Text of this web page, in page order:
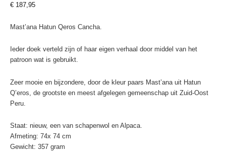
€ 187,95
Mast’ana Hatun Qeros Cancha.
Ieder doek verteld zijn of haar eigen verhaal door middel van het
patroon wat is gebruikt.
Zeer mooie en bijzondere, door de kleur paars Mast’ana uit Hatun
Q’eros, de grootste en meest afgelegen gemeenschap uit Zuid-Oost
Peru.
Staat: nieuw, een van schapenwol en Alpaca.
Afmeting: 74x 74 cm
Gewicht: 357 gram